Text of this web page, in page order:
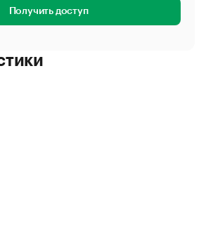
Получить доступ